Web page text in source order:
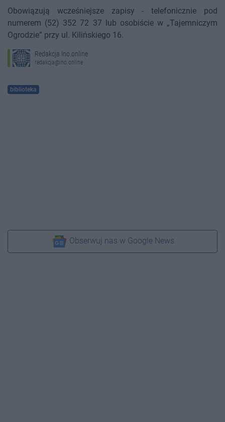
Obowiązują wcześniejsze zapisy - telefonicznie pod
numerem (52) 352 72 37 lub osobiście w „Tajemniczym
Ogrodzie” przy ul. Kilińskiego 16.
Redakcja Ino.online
redakcja@ino.online
biblioteka
Obserwuj nas w Google News